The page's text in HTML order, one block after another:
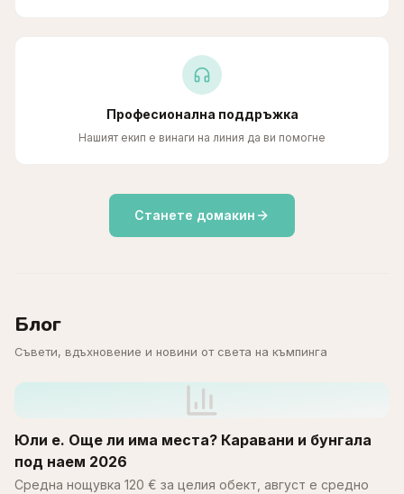
Професионална поддръжка
Нашият екип е винаги на линия да ви помогне
Станете домакин
Блог
Съвети, вдъхновение и новини от света на къмпинга
Юли е. Още ли има места? Каравани и бунгала
под наем 2026
Средна нощувка 120 € за целия обект, август е средно